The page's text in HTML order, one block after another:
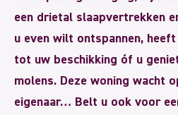
een drietal slaapvertrekken
u even wilt ontspannen,
tot uw beschikking óf u
molens. Deze woning wacht
eigenaar… Belt u ook voor